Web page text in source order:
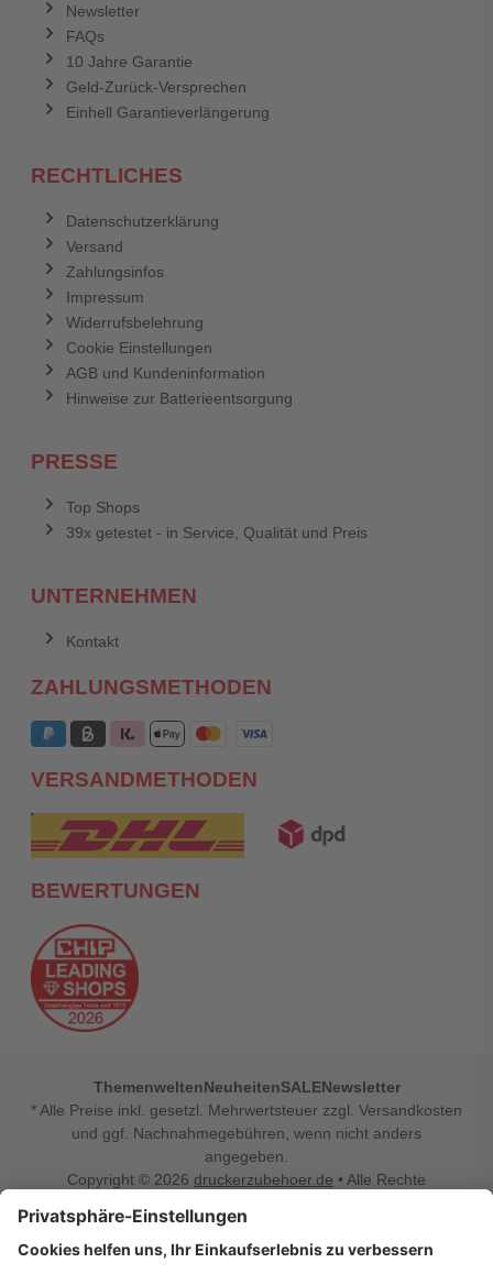
Newsletter
FAQs
10 Jahre Garantie
Geld-Zurück-Versprechen
Einhell Garantieverlängerung
RECHTLICHES
Datenschutzerklärung
Versand
Zahlungsinfos
Impressum
Widerrufsbelehrung
Cookie Einstellungen
AGB und Kundeninformation
Hinweise zur Batterieentsorgung
PRESSE
Top Shops
39x getestet - in Service, Qualität und Preis
UNTERNEHMEN
Kontakt
ZAHLUNGSMETHODEN
VERSANDMETHODEN
BEWERTUNGEN
ThemenweltenNeuheitenSALENewsletter
* Alle Preise inkl. gesetzl. Mehrwertsteuer zzgl. Versandkosten
und ggf. Nachnahmegebühren, wenn nicht anders
angegeben.
Copyright © 2026 druckerzubehoer.de • Alle Rechte
Vertrag widerrufen
Druckerzubehoer.de – preiswerte Qualität für Ihr Office